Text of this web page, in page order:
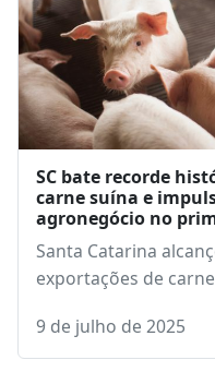
SC bate recorde
carne suína e
agronegócio no
Santa Catarina
exportações de
9 de julho de 2025